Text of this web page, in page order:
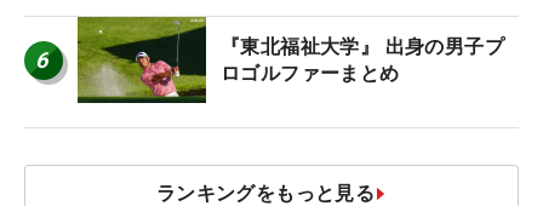
6
『東北福祉大学』 出身の男子プ
ロゴルファーまとめ
ランキングをもっと見る